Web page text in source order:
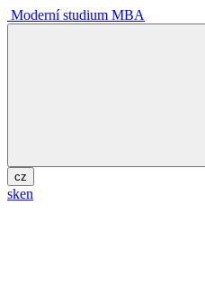
Moderní studium MBA
cz
sken